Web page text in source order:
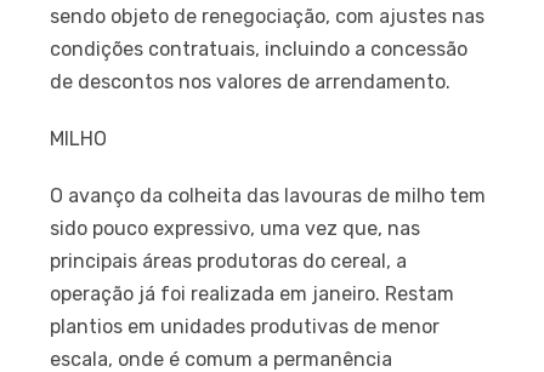
sendo objeto de renegociação, com ajustes nas
condições contratuais, incluindo a concessão
de descontos nos valores de arrendamento.
MILHO
O avanço da colheita das lavouras de milho tem
sido pouco expressivo, uma vez que, nas
principais áreas produtoras do cereal, a
operação já foi realizada em janeiro. Restam
plantios em unidades produtivas de menor
escala, onde é comum a permanência